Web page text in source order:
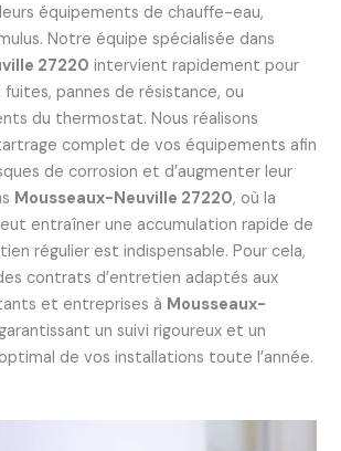
équipements de chauffe-eau,
Notre équipe spécialisée dans
27220 intervient rapidement pour
pannes de résistance, ou
du thermostat. Nous réalisons
complet de vos équipements afin
de corrosion et d’augmenter leur
Mousseaux-Neuville 27220, où la
entraîner une accumulation rapide de
régulier est indispensable. Pour cela,
contrats d’entretien adaptés aux
et entreprises à Mousseaux-
un suivi rigoureux et un
de vos installations toute l’année.